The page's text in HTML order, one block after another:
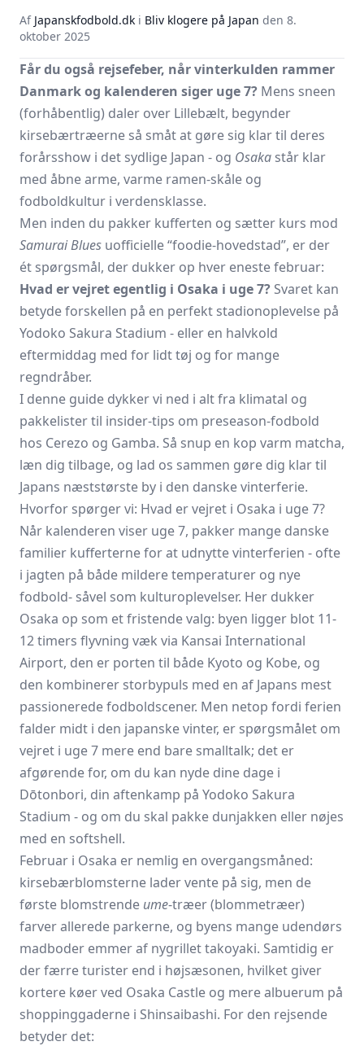
Af Japanskfodbold.dk i Bliv klogere på Japan den 8.
oktober 2025
Får du også rejsefeber, når vinterkulden rammer
Danmark og kalenderen siger uge 7? Mens sneen
(forhåbentlig) daler over Lillebælt, begynder
kirsebærtræerne så småt at gøre sig klar til deres
forårsshow i det sydlige Japan - og Osaka står klar
med åbne arme, varme ramen-skåle og
fodboldkultur i verdensklasse.
Men inden du pakker kufferten og sætter kurs mod
Samurai Blues uofficielle “foodie-hovedstad”, er der
ét spørgsmål, der dukker op hver eneste februar:
Hvad er vejret egentlig i Osaka i uge 7? Svaret kan
betyde forskellen på en perfekt stadionoplevelse på
Yodoko Sakura Stadium - eller en halvkold
eftermiddag med for lidt tøj og for mange
regndråber.
I denne guide dykker vi ned i alt fra klimatal og
pakkelister til insider-tips om preseason-fodbold
hos Cerezo og Gamba. Så snup en kop varm matcha,
læn dig tilbage, og lad os sammen gøre dig klar til
Japans næststørste by i den danske vinterferie.
Hvorfor spørger vi: Hvad er vejret i Osaka i uge 7?
Når kalenderen viser uge 7, pakker mange danske
familier kufferterne for at udnytte vinterferien - ofte
i jagten på både mildere temperaturer og nye
fodbold- såvel som kultur­oplevelser. Her dukker
Osaka op som et fristende valg: byen ligger blot 11-
12 timers flyvning væk via Kansai International
Airport, den er porten til både Kyoto og Kobe, og
den kombinerer storby­puls med en af Japans mest
passionerede fodboldscener. Men netop fordi ferien
falder midt i den japanske vinter, er spørgsmålet om
vejret i uge 7 mere end bare smalltalk; det er
afgørende for, om du kan nyde dine dage i
Dōtonbori, din aftenkamp på Yodoko Sakura
Stadium - og om du skal pakke dunjakken eller nøjes
med en softshell.
Februar i Osaka er nemlig en overgangs­måned:
kirsebærblomsterne lader vente på sig, men de
første blomstrende ume-træer (blommetræer)
farver allerede parkerne, og byens mange udendørs
madboder emmer af nygrillet takoyaki. Samtidig er
der færre turister end i højsæsonen, hvilket giver
kortere køer ved Osaka Castle og mere albuerum på
shopping­gaderne i Shinsaibashi. For den rejsende
betyder det: